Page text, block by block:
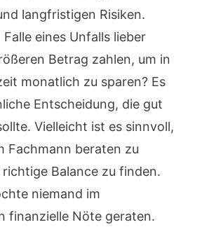
langfristigen Risiken.
Falle eines Unfalls lieber
Betrag zahlen, um in
monatlich zu sparen? Es
Entscheidung, die gut
Vielleicht ist es sinnvoll,
Fachmann beraten zu
richtige Balance zu finden.
niemand im
finanzielle Nöte geraten.